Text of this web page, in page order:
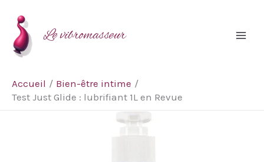
contenu
Le vibromasseur
Accueil
Bien-être intime
Test Just Glide : lubrifiant 1L en Revue